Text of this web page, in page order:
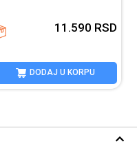
11.590 RSD
DODAJ U KORPU